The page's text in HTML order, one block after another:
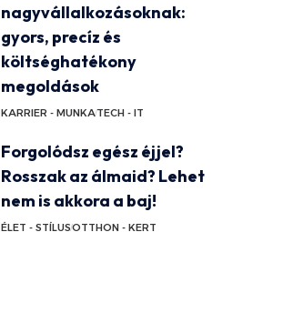
nagyvállalkozásoknak:
gyors, precíz és
költséghatékony
megoldások
KARRIER - MUNKATECH - IT
Forgolódsz egész éjjel?
Rosszak az álmaid? Lehet
nem is akkora a baj!
ÉLET - STÍLUSOTTHON - KERT